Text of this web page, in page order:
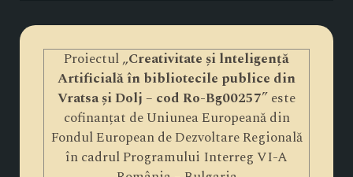
Proiectul „Creativitate și lnteligență
Artificială în bibliotecile publice din
Vratsa și Dolj – cod Ro-Bg00257” este
cofinanțat de Uniunea Europeană din
Fondul European de Dezvoltare Regională
în cadrul Programului Interreg VI-A